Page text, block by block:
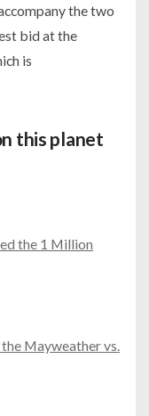
the two
bid at the
is
this planet
the 1 Million
Mayweather vs.